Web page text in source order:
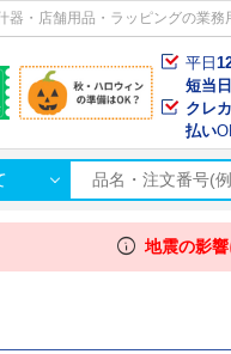
器・店舗用品・ラッピングの業務
平日
短当
クレ
払い
info 地震の影